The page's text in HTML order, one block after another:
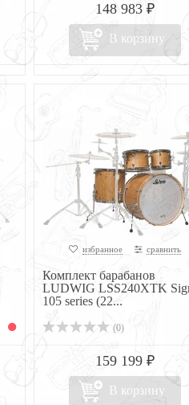
148 983 ₽
В корзину
избранное сравнить
Комплект барабанов
LUDWIG LSS240XTK
105 series (22...
(0)
159 199 ₽
В корзину